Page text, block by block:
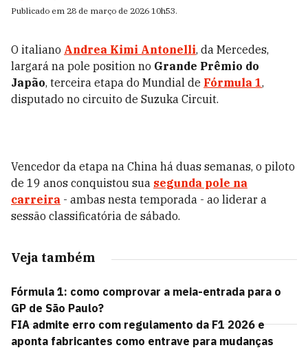
Publicado em 28 de março de 2026 10h53.
O italiano Andrea Kimi Antonelli, da Mercedes,
largará na pole position no Grande Prêmio do
Japão, terceira etapa do Mundial de Fórmula 1,
disputado no circuito de Suzuka Circuit.
Vencedor da etapa na China há duas semanas, o piloto
de 19 anos conquistou sua segunda pole na
carreira - ambas nesta temporada - ao liderar a
sessão classificatória de sábado.
Veja também
Fórmula 1: como comprovar a meia-entrada para o
GP de São Paulo?
FIA admite erro com regulamento da F1 2026 e
aponta fabricantes como entrave para mudanças